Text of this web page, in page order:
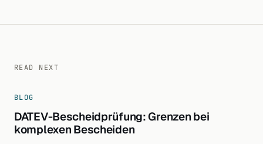
READ NEXT
BLOG
DATEV-Bescheidprüfung: Grenzen bei
komplexen Bescheiden